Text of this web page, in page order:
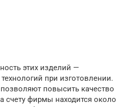
этих изделий —
при изготовлении.
повысить качество
счету фирмы находится около